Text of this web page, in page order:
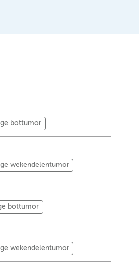
bottumor
wekendelentumor
bottumor
wekendelentumor